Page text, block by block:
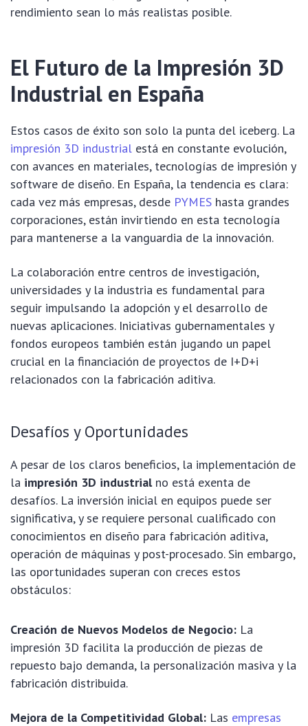
rendimiento sean lo más realistas posible.
El Futuro de la Impresión 3D
Industrial en España
Estos casos de éxito son solo la punta del iceberg. La
impresión 3D industrial está en constante evolución,
con avances en materiales, tecnologías de impresión y
software de diseño. En España, la tendencia es clara:
cada vez más empresas, desde PYMES hasta grandes
corporaciones, están invirtiendo en esta tecnología
para mantenerse a la vanguardia de la innovación.
La colaboración entre centros de investigación,
universidades y la industria es fundamental para
seguir impulsando la adopción y el desarrollo de
nuevas aplicaciones. Iniciativas gubernamentales y
fondos europeos también están jugando un papel
crucial en la financiación de proyectos de I+D+i
relacionados con la fabricación aditiva.
Desafíos y Oportunidades
A pesar de los claros beneficios, la implementación de
la impresión 3D industrialno está exenta de
desafíos. La inversión inicial en equipos puede ser
significativa, y se requiere personal cualificado con
conocimientos en diseño para fabricación aditiva,
operación de máquinas y post-procesado. Sin embargo,
las oportunidades superan con creces estos
obstáculos:
Creación de Nuevos Modelos de Negocio: La
impresión 3D facilita la producción de piezas de
repuesto bajo demanda, la personalización masiva y la
fabricación distribuida.
Mejora de la Competitividad Global: Las empresas